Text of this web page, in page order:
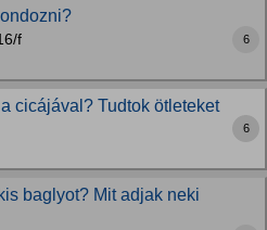
f 6
cicájával? Tudtok ötleteket
6
baglyot? Mit adjak neki